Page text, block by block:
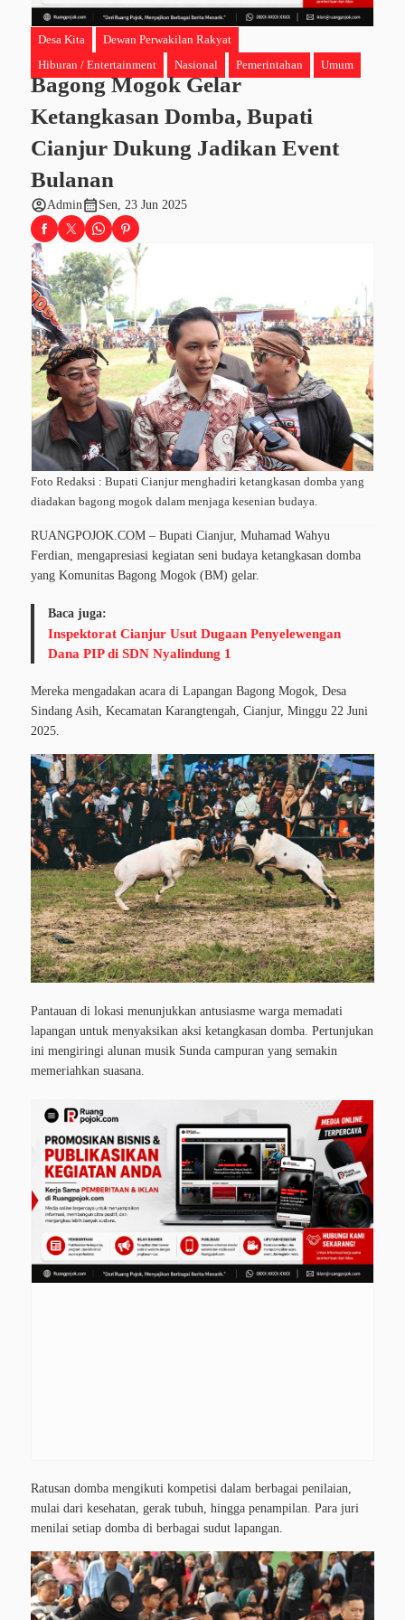
Desa Kita
Dewan Perwakilan Rakyat
Hiburan / Entertainment
Nasional Pemerintahan Umum
Bagong Mogok Gelar
Ketangkasan Domba, Bupati
Cianjur Dukung Jadikan Event
Bulanan
account_circleAdmin calendar_month Sen, 23 Jun 2025
Foto Redaksi : Bupati Cianjur menghadiri ketangkasan domba yang
diadakan bagong mogok dalam menjaga kesenian budaya.
RUANGPOJOK.COM – Bupati Cianjur, Muhamad Wahyu
Ferdian, mengapresiasi kegiatan seni budaya ketangkasan domba
yang Komunitas Bagong Mogok (BM) gelar.
Baca juga:
Inspektorat Cianjur Usut Dugaan Penyelewengan
Dana PIP di SDN Nyalindung 1
Mereka mengadakan acara di Lapangan Bagong Mogok, Desa
Sindang Asih, Kecamatan Karangtengah, Cianjur, Minggu 22 Juni
2025.
Pantauan di lokasi menunjukkan antusiasme warga memadati
lapangan untuk menyaksikan aksi ketangkasan domba. Pertunjukan
ini mengiringi alunan musik Sunda campuran yang semakin
memeriahkan suasana.
Ratusan domba mengikuti kompetisi dalam berbagai penilaian,
mulai dari kesehatan, gerak tubuh, hingga penampilan. Para juri
menilai setiap domba di berbagai sudut lapangan.